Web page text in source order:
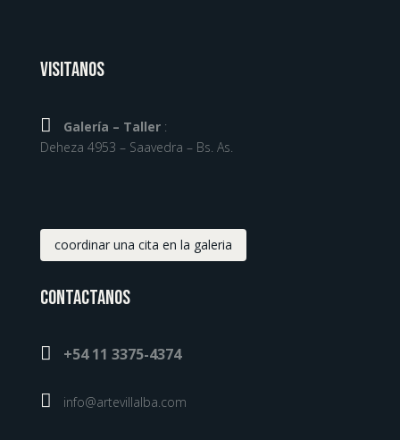
Visitanos
 Galería – Taller:
Deheza 4953 – Saavedra – Bs. As.
coordinar una cita en la galeria
Contactanos
 +54 11 3375-4374
 info@artevillalba.com